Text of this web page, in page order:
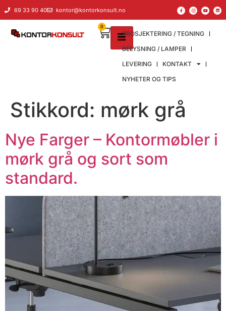
innholdet
69 33 90 40 kontor@kontorkonsult.no
PROSJEKTERING / TEGNING
BELYSNING / LAMPER
LEVERING
KONTAKT
NYHETER OG TIPS
0
Stikkord: mørk grå
Nye Farger – Kontormøbler i
mørk grå og sort som
standard.